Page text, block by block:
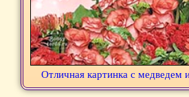
Отличная картинка с медведем